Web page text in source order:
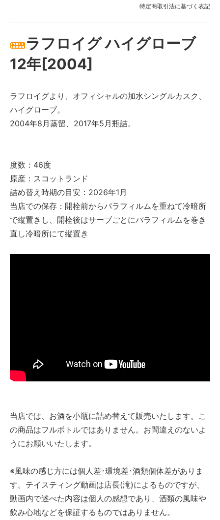
特定商取引法に基づく表記
ラフロイグ ハイグローブ
12年[2004]
ラフロイグより、オフィシャルの加水シングルカスク、
ハイグローブ。
2004年8月蒸留、2017年5月瓶詰。
度数：46度
原産：スコットランド
詰め替え時期の目安：2026年1月
当店での保存：開栓前からパラフィルムを重ねて冷暗所
で縦置きし、開栓後はサーブごとにパラフィルムを巻き
直し冷暗所にて縦置き
当店では、お酒を小瓶に詰め替えて販売いたします。こ
の商品はフルボトルではありません。お間違えのないよ
うにお願いいたします。
※風味の感じ方には個人差･環境差･酒類個体差がありま
す。テイスティング動画は店長(滝)によるものですが、
動画内で述べた内容は個人の感想であり、酒類の風味や
飲み心地などを保証するものではありません。